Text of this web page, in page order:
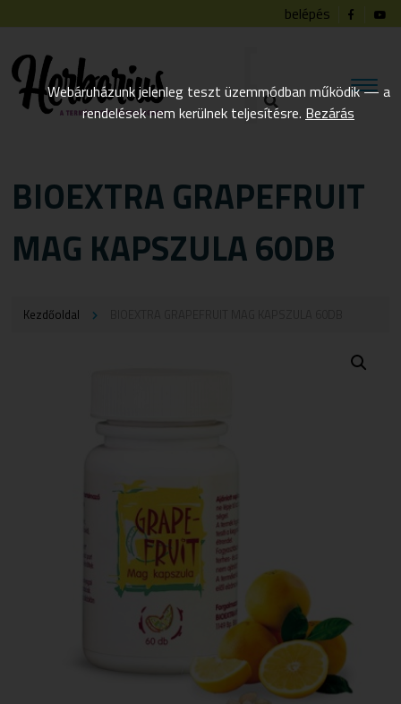
belépés
BIOEXTRA GRAPEFRUIT
MAG KAPSZULA 60DB
Kezdőoldal
Webáruházunk jelenleg teszt üzemmódban működik — a
rendelések nem kerülnek teljesítésre. Bezárás